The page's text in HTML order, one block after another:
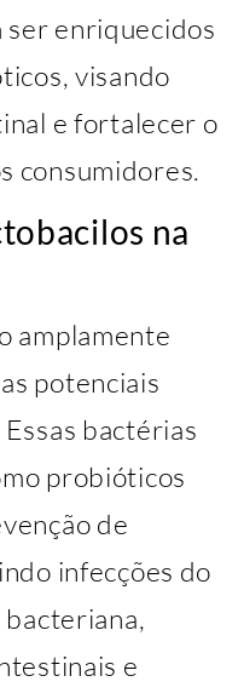
ser enriquecidos
visando
e fortalecer o
consumidores.
na
amplamente
potenciais
bactérias
probióticos
de
infecções do
e